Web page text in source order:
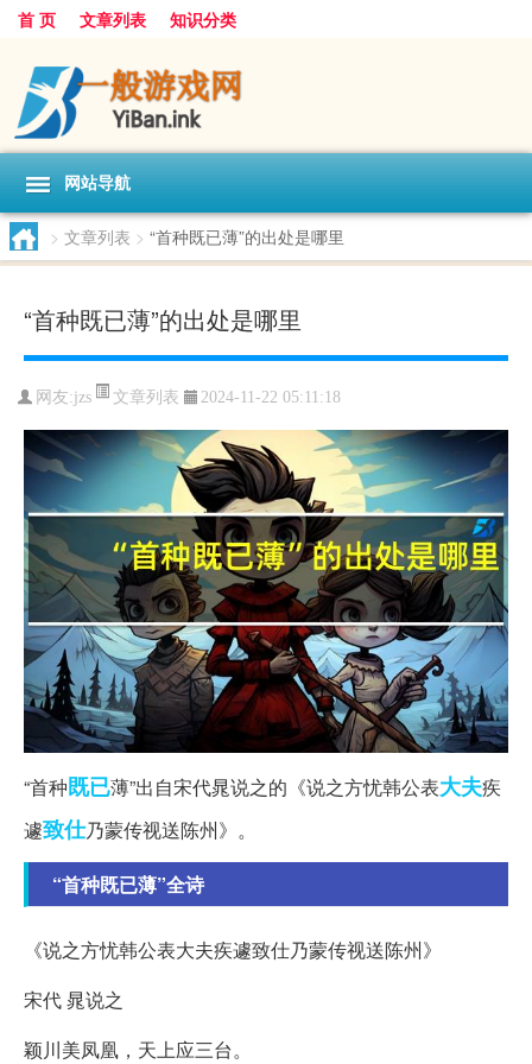
首 页 文章列表 知识分类
网站导航
> 文章列表 > “首种既已薄”的出处是哪里
“首种既已薄”的出处是哪里
网友:jzs 文章列表 2024-11-22 05:11:18
“首种既已薄”出自宋代晁说之的《说之方忧韩公表大夫疾
遽致仕乃蒙传视送陈州》。
“首种既已薄”全诗
《说之方忧韩公表大夫疾遽致仕乃蒙传视送陈州》
宋代 晁说之
颖川美凤凰，天上应三台。